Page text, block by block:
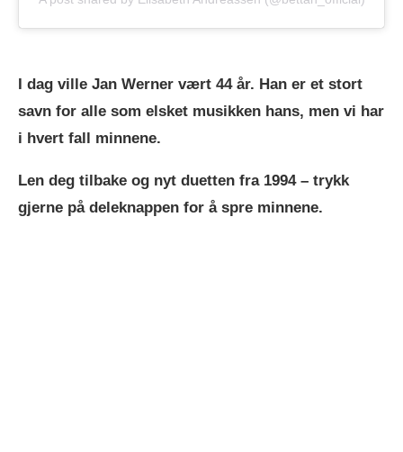
I dag ville Jan Werner vært 44 år. Han er et stort
savn for alle som elsket musikken hans, men vi har
i hvert fall minnene.
Len deg tilbake og nyt duetten fra 1994 – trykk
gjerne på deleknappen for å spre minnene.